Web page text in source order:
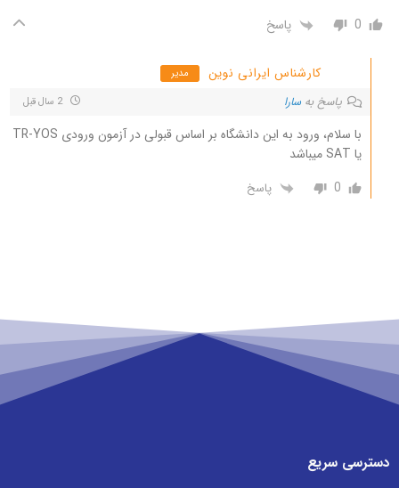
0 پاسخ
کارشناس ایرانی نوین مدیر
پاسخ به سارا 2 سال قبل
با سلام، ورود به این دانشگاه بر اساس قبولی در آزمون ورودی TR-YOS
یا SAT میباشد
0
پاسخ
دسترسی سریع